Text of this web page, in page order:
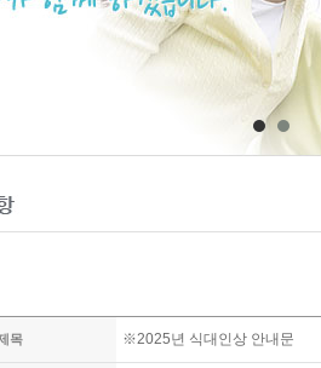
목 ※2025년 식대인상 안내문